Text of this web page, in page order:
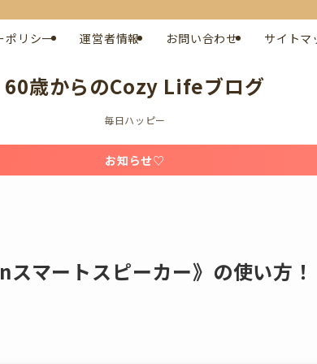
60歳からのCozy Lifeブログ
毎日ハッピー
ポリシー 運営者情報 お問い合わせ サイトマ
お知らせ♡
マートスピーカー》の使い方！